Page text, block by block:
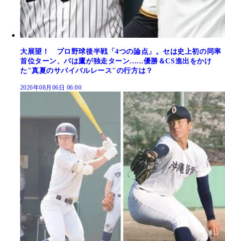
大展望！ プロ野球後半戦「4つの論点」。セは史上初の同率
首位ターン、パは鷹が独走ターン......優勝＆CS進出をかけ
た"真夏のサバイバルレース"の行方は？
2026年08月06日 06:00